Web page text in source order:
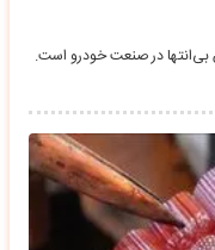
بی‌انتها در صنعت خودرو است.